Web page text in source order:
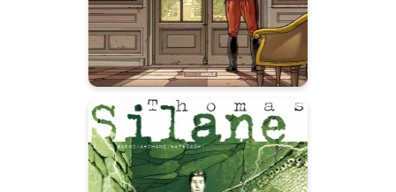
Thomas Silane -